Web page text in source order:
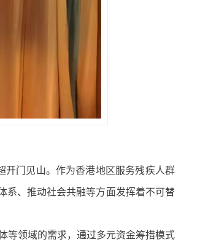
开门见山。作为香港地区服务残疾人群
系、推动社会共融等方面发挥着不可替
等领域的需求，通过多元资金筹措模式